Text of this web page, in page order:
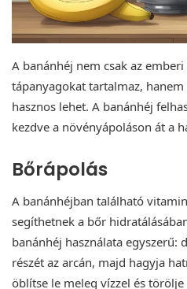
A banánhéj nem csak az
tápanyagokat tartalmaz,
hasznos lehet. A banánhéj
kezdve a növényápoláson át a
Bőrápolás
A banánhéjban található
segíthetnek a bőr
banánhéj használata egyszerű:
részét az arcán, majd hagyja
öblítse le meleg vízzel és törölje